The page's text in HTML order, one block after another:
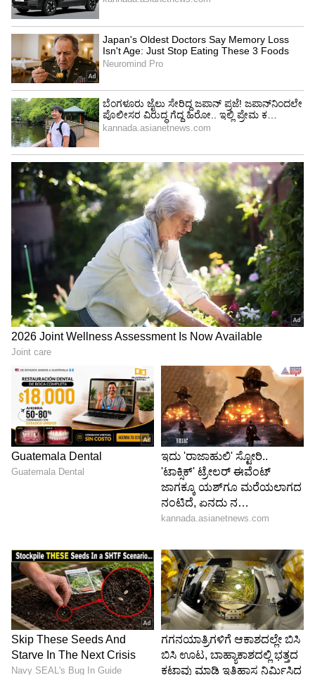
* ಟಿ20 ವಿಶ್ವಕಪ್ ನಾಕೌಟ್ ಪಂದ್ಯಗಳಲ್ಲಿ ಅತೀ ಹೆಚ್ಚು ರನ್
* ಟಿ20 ವಿಶ್ವಕಪ್ ಫೈನಲ್’ನಲ್ಲಿ ಅತೀ ಹೆಚ್ಚು ರನ್ (89)
* ಒಂದೇ ಟಿ20 ವಿಶ್ವಕಪ್ ಟೂರ್ನಿಯಲ್ಲಿ ಅತೀ ಹೆಚ್ಚು
ಸಿಕ್ಸರ್’ಗಳು (24)
* ಟಿ20 ವಿಶ್ವಕಪ್ ನಾಕೌಟ್ ಪಂದ್ಯಗಳಲ್ಲಿ ಅತೀ ಹೆಚ್ಚು
ಸಿಕ್ಸರ್’ಗಳು (15)
* ಟಿ20 ವಿಶ್ವಕಪ್ ಫೈನಲ್’ನಲ್ಲಿ ಅತೀ ಹೆಚ್ಚು ಸಿಕ್ಸರ್’ಗಳು (5)
ಸಂಜು ಸ್ಯಾಮ್ಸನ್ ಇಂಥಾ ಆಟವಾಡದೇ ಇದ್ದಿದ್ದರೆ ಗೌತಮ್
ಗಂಭೀರ್ ಭಾರತ ತಂಡದ ಕೋಚ್ ಆಗಿ
ಮುಂದುವರಿಯುತ್ತಿದ್ದನೇ..?
‘ಇದೇ ಸಂಜು ಸ್ಯಾಮ್ಸನ್ ಬಗ್ಗೆ ಇದೇ ಗೌತಮ್ ಗಂಭೀರ್
ಹಿಂದೊಮ್ಮೆ ಏನು ಹೇಳಿದ್ದ ಗೊತ್ತೇ..?’
‘’ಸಂಜು 21 ಪಂದ್ಯಗಳಲ್ಲಿ ಶೂನ್ಯಕ್ಕೆ ಔಟಾದರೂ 22ನೇ
ಪಂದ್ಯದಲ್ಲಿ ಆತನನ್ನು ಆಡಿಸುತ್ತೇನೆ’’ ಮಾತನಾಡುವುದು
ಸೂರ್ಯಕುಮಾರ್ ಯಾದವ್’ನನ್ನು ತಂಡದಿಂದ ಹೊರಗಿಟ್ಟ
ನಿರ್ಧಾರದಲ್ಲಿ ಅರ್ಥವಿತ್ತು. ಹೌದು.. ಸೂರ್ಯ ಆಟಗಾರನಾಗಿ
ವಿಫಲವಾಗಿದ್ದ. ನಾಯಕನೆಂಬ ಕಾರಣಕ್ಕಷ್ಟೇ ತಂಡದಲ್ಲಿದ್ದ.
ಆದರೆ ಸಂಜು ಸ್ಯಾಮ್ಸನ್..? ಅವನೆಂಥಾ ಮ್ಯಾಚ್ ವಿನ್ನರ್
ಎಂಬುದಕ್ಕೆ ಟಿ20 ವಿಶ್ವಕಪ್’ನಲ್ಲಿ ಅವನು ಆಡಿದ ಆ ಮೂರು
ಇನ್ನಿಂಗ್ಸ್’ಗಳು ಸಾಕು. ಅದಾದ ನಂತರ ಈ ವರ್ಷದ
ಐಪಿಎಲ್’ನಲ್ಲಿ ಎರಡು ಶತಕಗಳು. ಈಗ ಮೂರು ವೈಫಲ್ಯಗಳು.